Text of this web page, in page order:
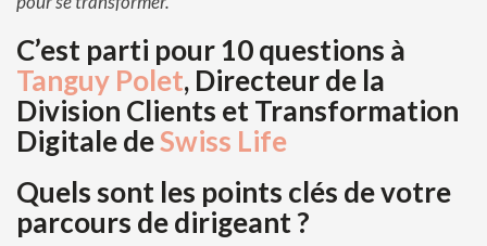
C’est parti pour 10 questions à
Tanguy Polet, Directeur de la
Division Clients et Transformation
Digitale deSwiss Life
Quels sont les points clés de votre
parcours de dirigeant ?